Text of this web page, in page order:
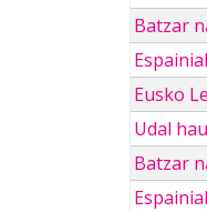
Batzar
Eusko
Udal
Batzar